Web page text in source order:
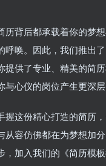
历背后都承载着你的梦
呼唤。因此，我们推出
提供了专业、精美的简
心仪的岗位产生更深层
握这份精心打造的简历
从容仿佛都在为梦想加
，加入我们的《简历模